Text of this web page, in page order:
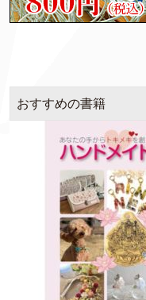
おすすめの書籍